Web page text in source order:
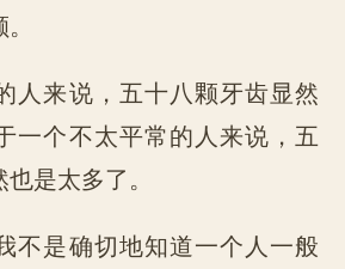
人来说，五十八颗牙齿显然
一个不太平常的人来说，五
是太多了。
不是确切地知道一个人一般